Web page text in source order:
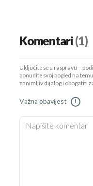
Komentari(1)
Uključite se u raspravu –
ponudite svoj pogled na
zanimljiv dijalog i obogatiti
Važna obavijest !